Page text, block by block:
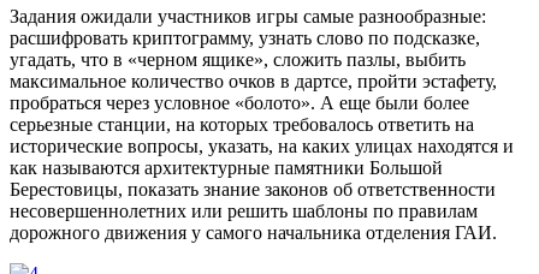
Задания ожидали участников игры самые разнообразные:
расшифровать криптограмму, узнать слово по подсказке,
угадать, что в «черном ящике», сложить пазлы, выбить
максимальное количество очков в дартсе, пройти эстафету,
пробраться через условное «болото». А еще были более
серьезные станции, на которых требовалось ответить на
исторические вопросы, указать, на каких улицах находятся и
как называются архитектурные памятники Большой
Берестовицы, показать знание законов об ответственности
несовершеннолетних или решить шаблоны по правилам
дорожного движения у самого начальника отделения ГАИ.